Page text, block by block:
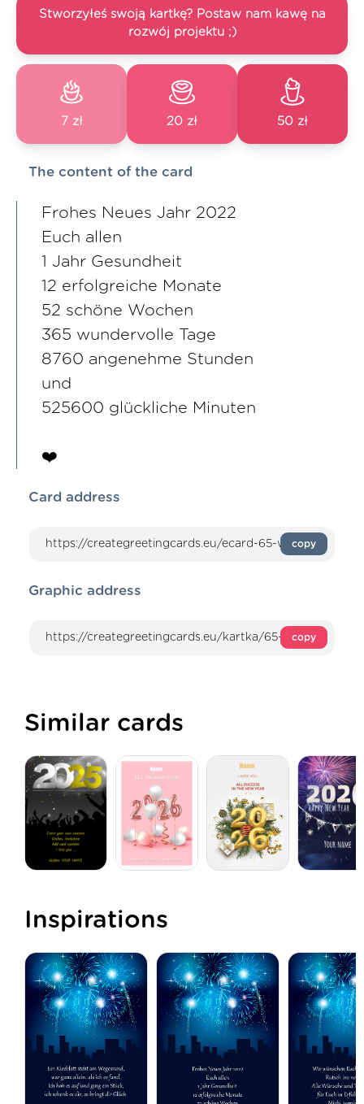
Stworzyłeś swoją kartkę? Postaw nam kawę na
rozwój projektu ;)
7 zł 20 zł 50 zł
The content of the card
Frohes Neues Jahr 2022
Euch allen
1 Jahr Gesundheit
12 erfolgreiche Monate
52 schöne Wochen
365 wundervolle Tage
8760 angenehme Stunden
und
525600 glückliche Minuten
❤️
Card address
copy
Graphic address
copy
Similar cards
Inspirations